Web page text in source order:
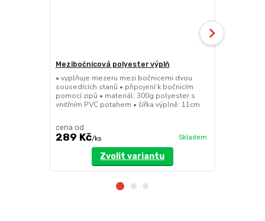
Mezibočnicová polyester výplň
• vyplňuje mezeru mezi bočnicemi dvou
sousedících stanů • připojení k bočnicím
pomocí zipů • materiál: 300g polyester s
vnitřním PVC potahem • šířka výplně: 11cm
cena od
289 Kč/ks Skladem
Zvolit variantu